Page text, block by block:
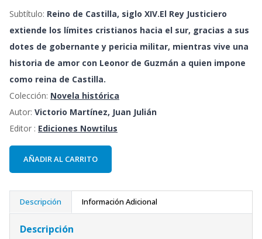
Subtítulo: Reino de Castilla, siglo XIV.El Rey Justiciero
extiende los límites cristianos hacia el sur, gracias a sus
dotes de gobernante y pericia militar, mientras vive una
historia de amor con Leonor de Guzmán a quien impone
como reina de Castilla.
Colección: Novela histórica
Autor: Victorio Martínez, Juan Julián
Editor : Ediciones Nowtilus
AÑADIR AL CARRITO
Descripción Información Adicional
Descripción